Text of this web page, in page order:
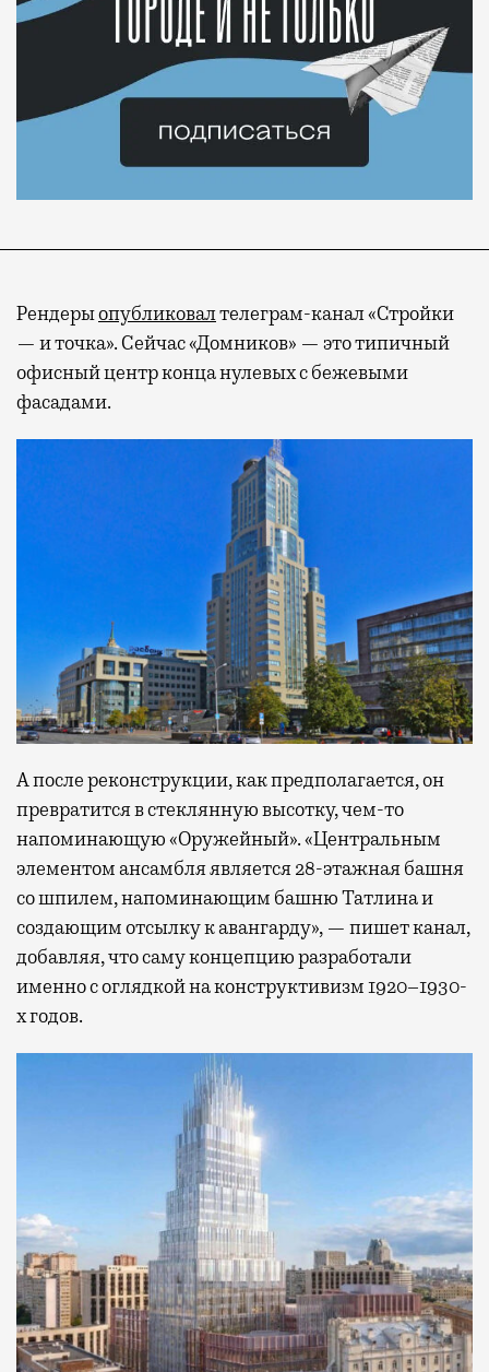
Рендерыопубликовалтелеграм-канал «Стройки
— и точка». Сейчас «Домников» — это типичный
офисный центр конца нулевых с бежевыми
фасадами.
А после реконструкции, как предполагается, он
превратится в стеклянную высотку, чем-то
напоминающую «Оружейный». «Центральным
элементом ансамбля является 28-этажная башня
со шпилем, напоминающим башню Татлина и
создающим отсылку к авангарду», — пишет канал,
добавляя, что саму концепцию разработали
именно с оглядкой на конструктивизм 1920–1930-
х годов.